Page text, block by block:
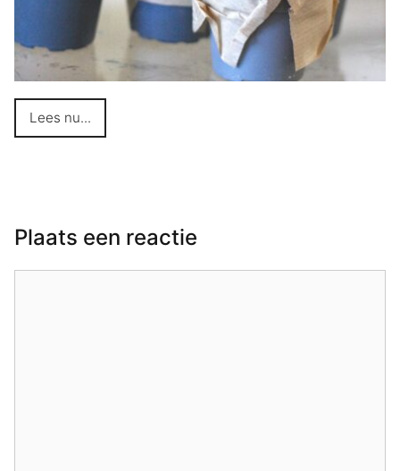
Lees nu...
Plaats een reactie